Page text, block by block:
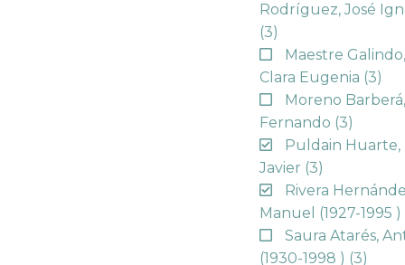
Rodríguez, José
(3)
Maestre
Clara Eugenia (3)
Moreno
Fernando (3)
Puldain Huarte,
Javier (3)
Rivera
Manuel (1927-1995 )
Saura Atarés,
(1930-1998 ) (3)